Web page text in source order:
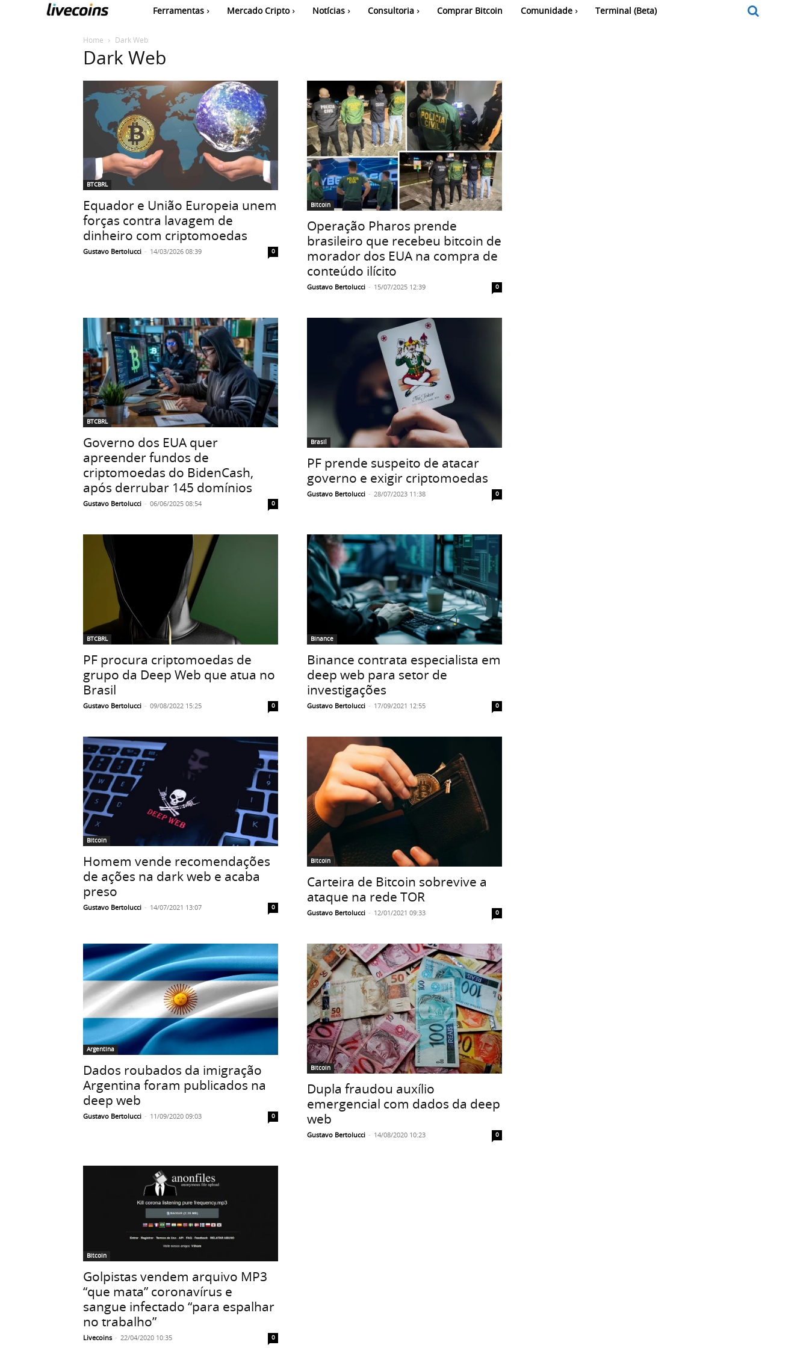
Ferramentas Mercado Cripto Notícias Consultoria Comprar Bitcoin Comunidade Terminal (Beta)
Home Dark Web
Dark Web
BTCBRL
Equador e União Europeia unem
forças contra lavagem de
dinheiro com criptomoedas
Gustavo Bertolucci - 14/03/2026 08:39 0
Bitcoin
Operação Pharos prende
brasileiro que recebeu bitcoin de
morador dos EUA na compra de
conteúdo ilícito
Gustavo Bertolucci - 15/07/2025 12:39 0
BTCBRL
Governo dos EUA quer
apreender fundos de
criptomoedas do BidenCash,
após derrubar 145 domínios
Gustavo Bertolucci - 06/06/2025 08:54 0
Brasil
PF prende suspeito de atacar
governo e exigir criptomoedas
Gustavo Bertolucci - 28/07/2023 11:38 0
BTCBRL
PF procura criptomoedas de
grupo da Deep Web que atua no
Brasil
Gustavo Bertolucci - 09/08/2022 15:25 0
Binance
Binance contrata especialista em
deep web para setor de
investigações
Gustavo Bertolucci - 17/09/2021 12:55 0
Bitcoin
Homem vende recomendações
de ações na dark web e acaba
preso
Gustavo Bertolucci - 14/07/2021 13:07 0
Bitcoin
Carteira de Bitcoin sobrevive a
ataque na rede TOR
Gustavo Bertolucci - 12/01/2021 09:33 0
Argentina
Dados roubados da imigração
Argentina foram publicados na
deep web
Gustavo Bertolucci - 11/09/2020 09:03 0
Bitcoin
Dupla fraudou auxílio
emergencial com dados da deep
web
Gustavo Bertolucci - 14/08/2020 10:23 0
Bitcoin
Golpistas vendem arquivo MP3
“que mata” coronavírus e
sangue infectado “para espalhar
no trabalho”
Livecoins - 22/04/2020 10:35 0